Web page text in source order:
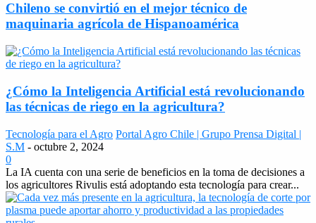
Chileno se convirtió en el mejor técnico de
maquinaria agrícola de Hispanoamérica
¿Cómo la Inteligencia Artificial está revolucionando
las técnicas de riego en la agricultura?
Tecnología para el Agro Portal Agro Chile | Grupo Prensa Digital |
S.M - octubre 2, 2024
0
La IA cuenta con una serie de beneficios en la toma de decisiones a
los agricultores Rivulis está adoptando esta tecnología para crear...